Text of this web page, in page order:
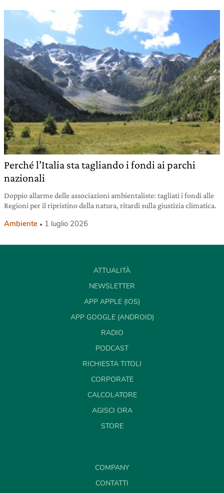
Perché l’Italia sta tagliando i fondi ai parchi
nazionali
Doppio allarme delle associazioni ambientaliste: tagliati i fondi alle
Regioni per il ripristino della natura, ritardi sulla giustizia climatica.
Ambiente 1 luglio 2026
ATTUALITÀ
NEWSLETTER
APP APPLE (IOS)
APP GOOGLE (ANDROID)
RADIO
PODCAST
RICHIESTA TITOLI
CORPORATE
CALCOLATORE
AGISCI ORA
STORE
COMPANY
CONTATTI